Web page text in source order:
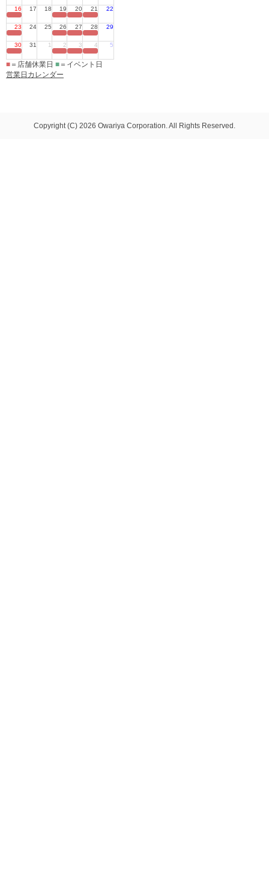
16 17 18 19 20 21 22
23 24 25 26 27 28 29
30 31 1 2 3 4 5
■ ＝店舗休業日 ■ ＝イベント日
営業日カレンダー
Copyright (C) 2026 Owariya Corporation. All Rights Reserved.